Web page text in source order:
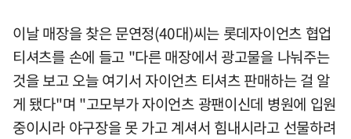
이날 매장을 찾은 문연정(40대)씨는 롯데자이언츠 협업
티셔츠를 손에 들고 "다른 매장에서 광고물을 나눠주는
것을 보고 오늘 여기서 자이언츠 티셔츠 판매하는 걸 알
게 됐다"며 "고모부가 자이언츠 광팬이신데 병원에 입원
중이시라 야구장을 못 가고 계셔서 힘내시라고 선물하려